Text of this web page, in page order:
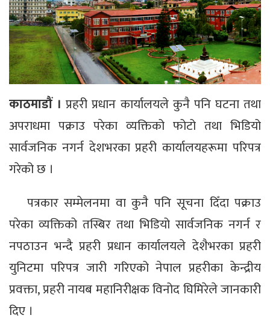
काठमाडौं ।प्रहरी प्रधान कार्यालयले कुनै पनि घटना तथा
अपराधमा पक्राउ परेका व्यक्तिको फोटो तथा भिडियो
सार्वजनिक नगर्न देशभरका प्रहरी कार्यालयहरूमा परिपत्र
गरेको छ ।
पत्रकार सम्मेलनमा वा कुनै पनि सूचना दिँदा पक्राउ
परेका व्यक्तिको तस्बिर तथा भिडियो सार्वजनिक नगर्न र
नपठाउन भन्दै प्रहरी प्रधान कार्यालयले देशैभरका प्रहरी
युनिटमा परिपत्र जारी गरिएको नेपाल प्रहरीका केन्द्रीय
प्रवक्ता, प्रहरी नायब महानिरीक्षक विनोद घिमिरेले जानकारी
दिए ।